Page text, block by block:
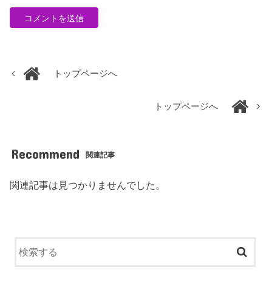
トップページへ
トップページへ
Recommend 関連記事
関連記事は見つかりませんでした。